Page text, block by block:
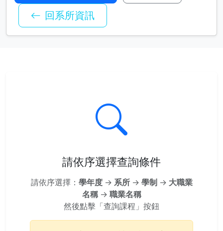
回系所資訊
請依序選擇查詢條件
請依序選擇： 學年度→ 系所→ 學制→ 大職業
名稱→ 職業名稱
然後點擊「查詢課程」按鈕